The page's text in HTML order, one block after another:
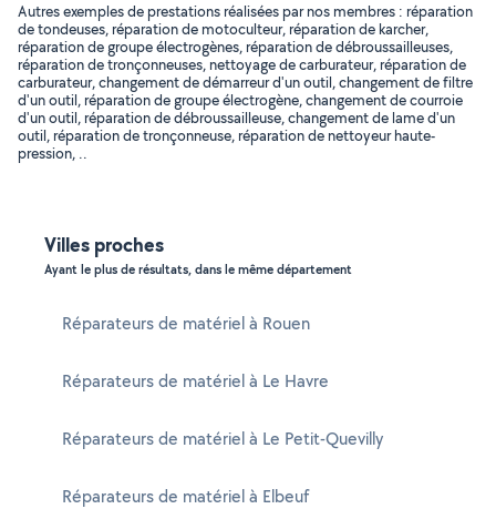
Autres exemples de prestations réalisées par nos membres : réparation
de tondeuses, réparation de motoculteur, réparation de karcher,
réparation de groupe électrogènes, réparation de débroussailleuses,
réparation de tronçonneuses, nettoyage de carburateur, réparation de
carburateur, changement de démarreur d'un outil, changement de filtre
d'un outil, réparation de groupe électrogène, changement de courroie
d'un outil, réparation de débroussailleuse, changement de lame d'un
outil, réparation de tronçonneuse, réparation de nettoyeur haute-
pression, ..
Villes proches
Ayant le plus de résultats, dans le même département
Réparateurs de matériel à Rouen
Réparateurs de matériel à Le Havre
Réparateurs de matériel à Le Petit-Quevilly
Réparateurs de matériel à Elbeuf